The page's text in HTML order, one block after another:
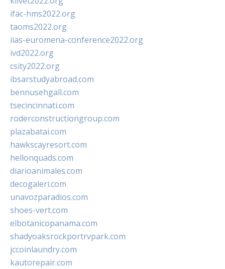
ifac-hms2022.org
taoms2022.org
iias-euromena-conference2022.org
ivd2022.org
csity2022.org
ibsarstudyabroad.com
bennusehgall.com
tsecincinnati.com
roderconstructiongroup.com
plazabatai.com
hawkscayresort.com
hellonquads.com
diarioanimales.com
decogaleri.com
unavozparadios.com
shoes-vert.com
elbotanicopanama.com
shadyoaksrockportrvpark.com
jccoinlaundry.com
kautorepair.com